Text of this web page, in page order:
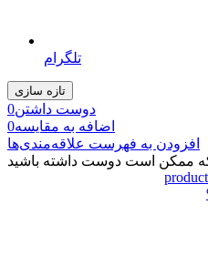
تلگرام
دوست داشتن0
اضافه به مقایسه0
افزودن به فهرست علاقه‌مندی‌ها
ممکن است دوست داشته باشید